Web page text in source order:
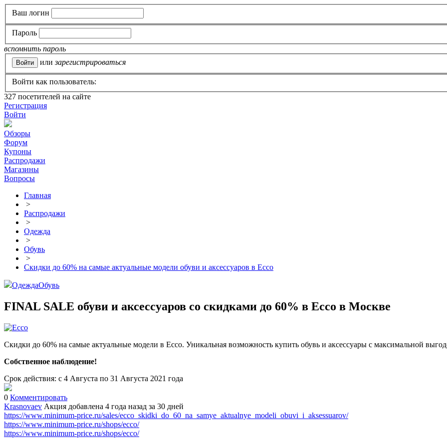
Ваш логин
Пароль
вспомнить пароль
или зарегистрироваться
Войти как пользователь:
327 посетителей на сайте
Регистрация
Войти
Обзоры
Форум
Купоны
Распродажи
Магазины
Вопросы
Главная
>
Распродажи
>
Одежда
>
Обувь
>
Скидки до 60% на самые актуальные модели обуви и аксессуаров в Ecco
ОдеждаОбувь
FINAL SALE обуви и аксессуаров со скидками до 60% в Ecco в Москве
Скидки до 60% на самые актуальные модели в Ecco. Уникальная возможность купить обувь и аксессуары с максимальной
Собственное наблюдение!
Срок действия: с 4 Августа по 31 Августа 2021 года
0 Комментировать
Krasnovaev Акция добавлена 4 года назад за 30 дней
https://www.minimum-price.ru/sales/ecco_skidki_do_60_na_samye_aktualnye_modeli_obuvi_i_aksessuarov/
https://www.minimum-price.ru/shops/ecco/
https://www.minimum-price.ru/shops/ecco/